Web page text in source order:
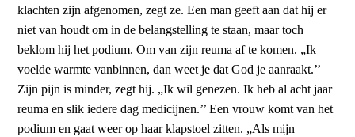
klachten zijn afgenomen, zegt ze. Een man geeft aan dat hij er
niet van houdt om in de belangstelling te staan, maar toch
beklom hij het podium. Om van zijn reuma af te komen. „Ik
voelde warmte vanbinnen, dan weet je dat God je aanraakt.’’
Zijn pijn is minder, zegt hij. „Ik wil genezen. Ik heb al acht jaar
reuma en slik iedere dag medicijnen.’’ Een vrouw komt van het
podium en gaat weer op haar klapstoel zitten. „Als mijn